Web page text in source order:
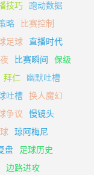
技巧
跑动数据
略
比赛控制
足球
直播时代
比赛瞬间
保级
拜仁
幽默吐槽
吐槽
换人魔幻
争议
慢镜头
琼阿梅尼
盘
足球历史
边路进攻